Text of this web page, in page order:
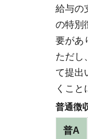
給与の
の特別
要があ
ただし
て提出
くこと
普通徴
普A